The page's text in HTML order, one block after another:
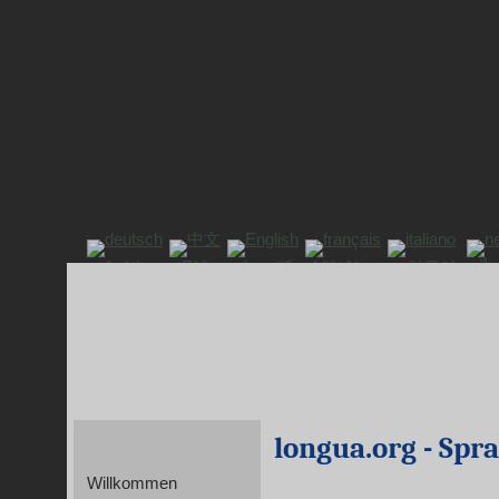
Willkommen
longua.org -